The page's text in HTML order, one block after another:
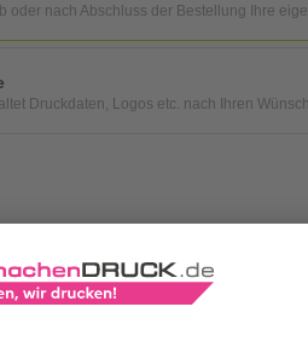
oder nach Abschluss der Bestellung Ihre
Druckdaten, Logos etc. nach Ihren
empf.)